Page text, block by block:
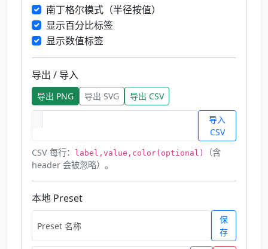
南丁格尔模式（半径按值）
显示百分比标签
显示数值标签
导出 / 导入
导出 PNG 导出 SVG 导出 CSV
导入
CSV
CSV 每行：
label,value,color(optional)
（含
header 会被忽略）。
本地 Preset
保
存